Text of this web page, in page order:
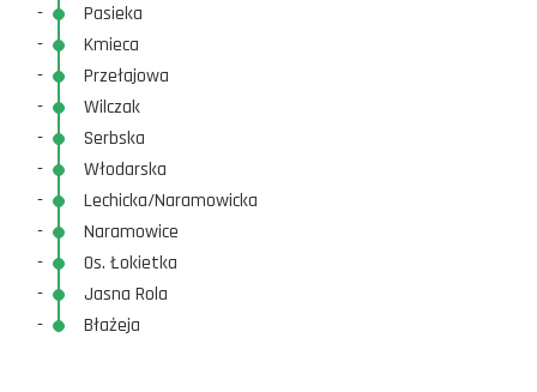
-
Pasieka
-
Kmieca
-
Przełajowa
-
Wilczak
-
Serbska
-
Włodarska
-
Lechicka/Naramowicka
-
Naramowice
-
Os. Łokietka
-
Jasna Rola
-
Błażeja